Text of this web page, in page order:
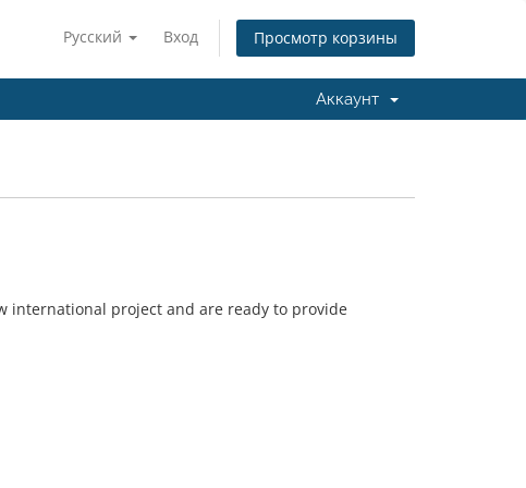
Русский Вход Просмотр корзины
Аккаунт
international project and are ready to provide